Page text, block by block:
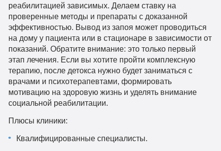
реабилитацией зависимых. Делаем ставку на
проверенные методы и препараты с доказанной
эффективностью. Вывод из запоя может проводиться
на дому у пациента или в стационаре в зависимости от
показаний. Обратите внимание: это только первый
этап лечения. Если вы хотите пройти комплексную
терапию, после детокса нужно будет заниматься с
врачами и психотерапевтами, формировать
мотивацию на здоровую жизнь и уделять внимание
социальной реабилитации.
Плюсы клиники:
Квалифицированные специалисты.